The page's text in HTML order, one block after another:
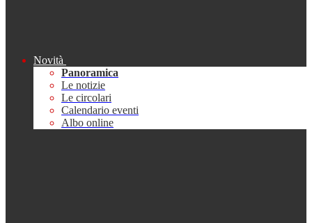
Novità
Panoramica
Le notizie
Le circolari
Calendario eventi
Albo online